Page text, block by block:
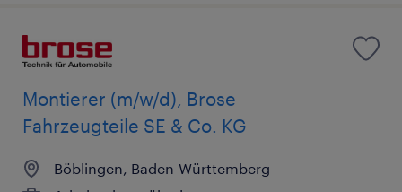
Montierer (m/w/d), Brose
Fahrzeugteile SE & Co. KG
Böblingen, Baden-Württemberg